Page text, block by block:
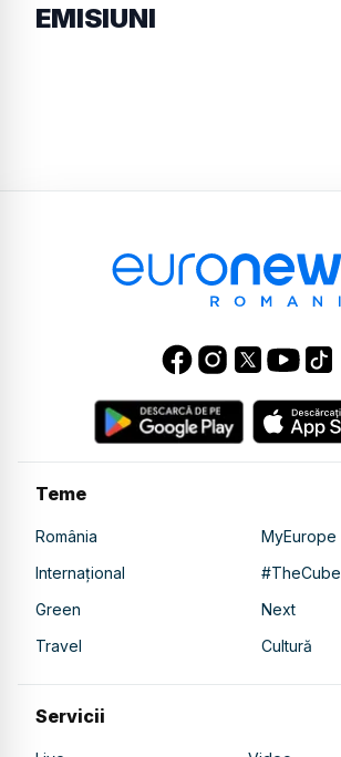
EMISIUNI
Teme
România
MyEurope
Internațional
#TheCube
Green
Next
Travel
Cultură
Servicii